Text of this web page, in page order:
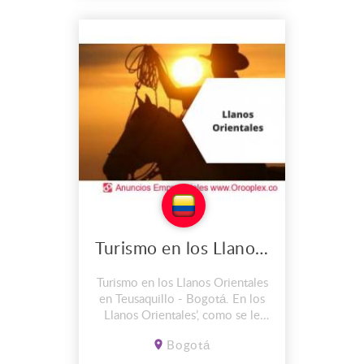
Turismo en los Llanos Orientales en Teusaquillo
Turismo en los Llanos Orientales
en Teusaquillo - Bogotá. En los
Llanos Orientales’, como se le
se ha convertido en uno de los
Bogotá